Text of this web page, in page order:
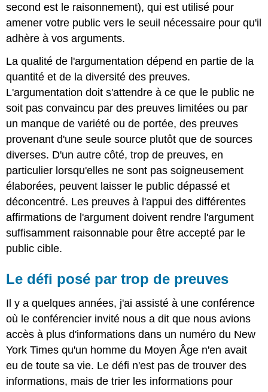
second est le raisonnement), qui est utilisé pour
amener votre public vers le seuil nécessaire pour qu'il
adhère à vos arguments.
La qualité de l'argumentation dépend en partie de la
quantité et de la diversité des preuves.
L'argumentation doit s'attendre à ce que le public ne
soit pas convaincu par des preuves limitées ou par
un manque de variété ou de portée, des preuves
provenant d'une seule source plutôt que de sources
diverses. D'un autre côté, trop de preuves, en
particulier lorsqu'elles ne sont pas soigneusement
élaborées, peuvent laisser le public dépassé et
déconcentré. Les preuves à l'appui des différentes
affirmations de l'argument doivent rendre l'argument
suffisamment raisonnable pour être accepté par le
public cible.
Le défi posé par trop de preuves
Il y a quelques années, j'ai assisté à une conférence
où le conférencier invité nous a dit que nous avions
accès à plus d'informations dans un numéro du New
York Times qu'un homme du Moyen Âge n'en avait
eu de toute sa vie. Le défi n'est pas de trouver des
informations, mais de trier les informations pour